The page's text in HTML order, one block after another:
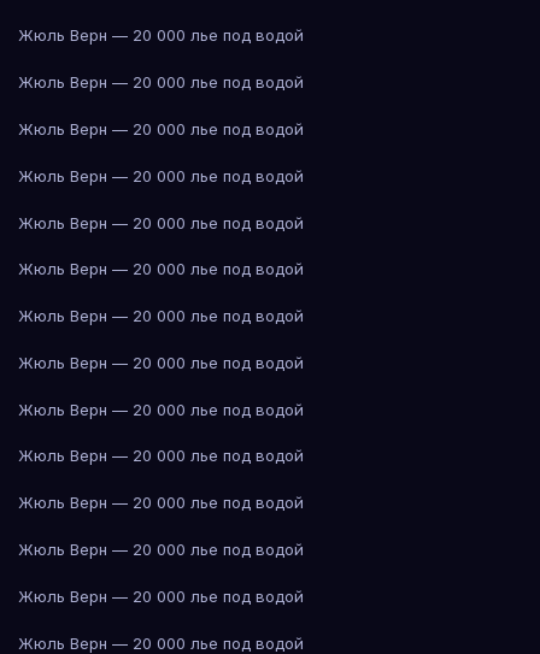
Жюль Верн — 20 000 лье под водой
Жюль Верн — 20 000 лье под водой
Жюль Верн — 20 000 лье под водой
Жюль Верн — 20 000 лье под водой
Жюль Верн — 20 000 лье под водой
Жюль Верн — 20 000 лье под водой
Жюль Верн — 20 000 лье под водой
Жюль Верн — 20 000 лье под водой
Жюль Верн — 20 000 лье под водой
Жюль Верн — 20 000 лье под водой
Жюль Верн — 20 000 лье под водой
Жюль Верн — 20 000 лье под водой
Жюль Верн — 20 000 лье под водой
Жюль Верн — 20 000 лье под водой